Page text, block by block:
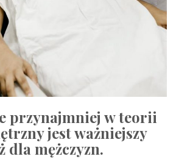
przynajmniej w teorii
jest ważniejszy
dla mężczyzn.